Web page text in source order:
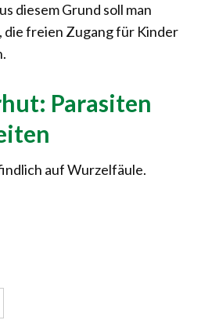
diesem Grund soll man
die freien Zugang für Kinder
Parasiten
auf Wurzelfäule.